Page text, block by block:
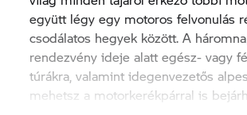
együtt légy egy motoros felvonulás
csodálatos hegyek között. A
rendezvény ideje alatt egész- vagy
túrákra, valamint idegenvezetős
mehetsz a motorkerékpárral is